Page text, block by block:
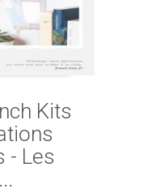
Kits
- Les